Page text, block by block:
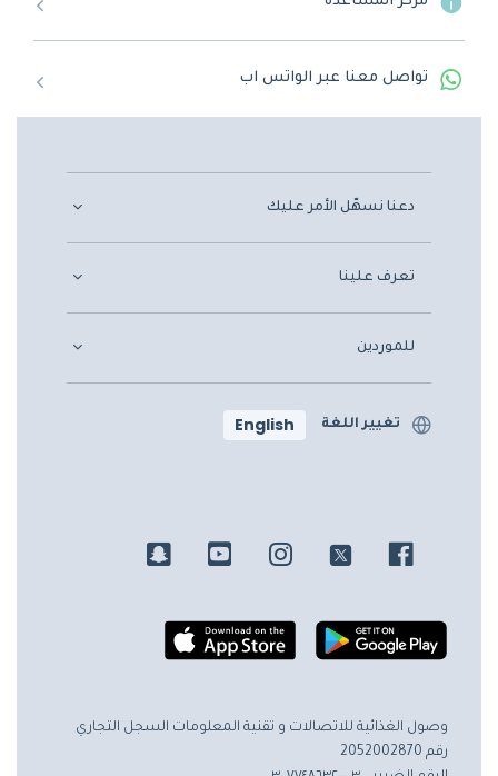
تواصل معنا عبر الواتس اب
دعنا نسهّل الأمر عليك
تعرف علينا
للموردين
تغيير اللغة English
وصول الغذائية للاتصالات و تقنية المعلومات السجل التجاري
رقم 2052002870